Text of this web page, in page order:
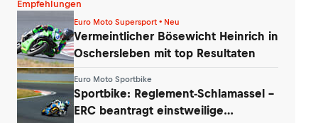
Empfehlungen
Euro Moto Supersport • Neu
Vermeintlicher Bösewicht Heinrich in
Oschersleben mit top Resultaten
Euro Moto Sportbike
Sportbike: Reglement-Schlamassel –
ERC beantragt einstweilige